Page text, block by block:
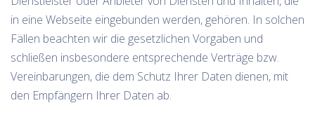
in eine Webseite eingebunden werden, gehören. In solchen
Fällen beachten wir die gesetzlichen Vorgaben und
schließen insbesondere entsprechende Verträge bzw.
Vereinbarungen, die dem Schutz Ihrer Daten dienen, mit
den Empfängern Ihrer Daten ab.